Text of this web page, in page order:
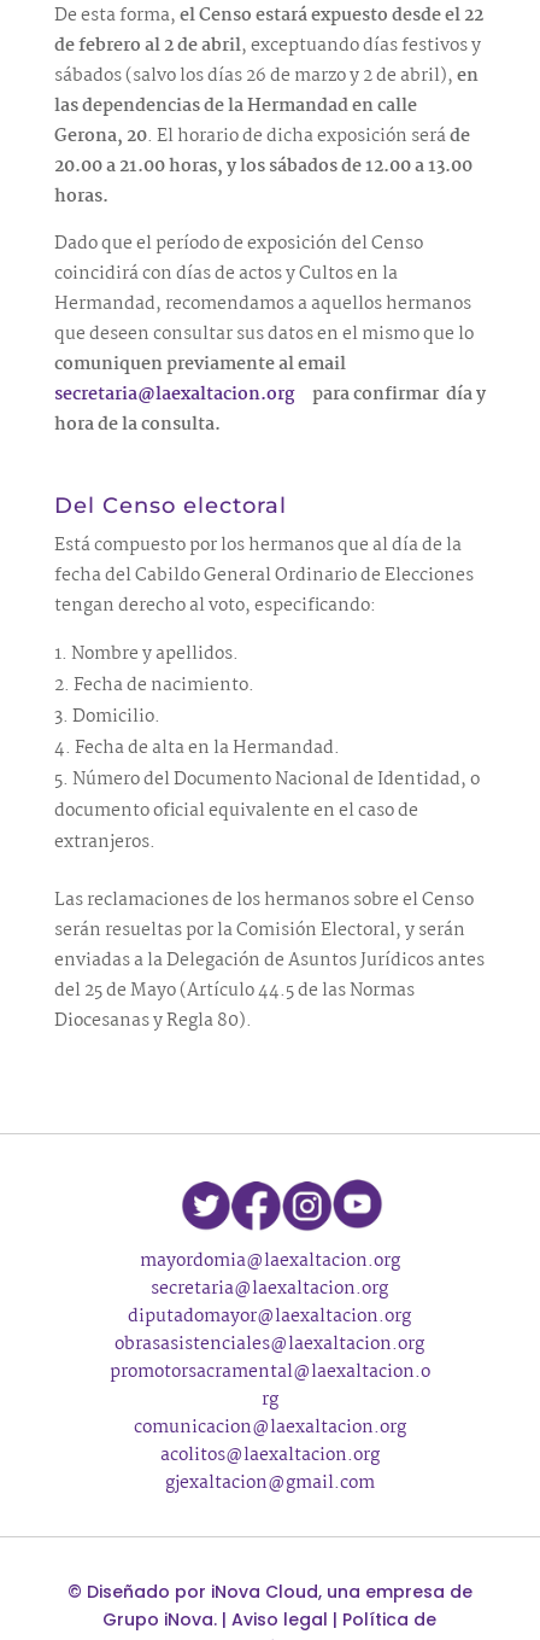
De esta forma,el Censo estará expuesto desde el 22
de febrero al 2 de abril, exceptuando días festivos y
sábados (salvo los días 26 de marzo y 2 de abril),en
las dependencias de la Hermandad en calle
Gerona, 20. El horario de dicha exposición seráde
20.00 a 21.00 horas, y los sábados de 12.00 a 13.00
horas.
Dado que el período de exposición del Censo
coincidirá con días de actos y Cultos en la
Hermandad, recomendamos a aquellos hermanos
que deseen consultar sus datos en el mismo que lo
comuniquen previamente al email
secretaria@laexaltacion.orgpara confirmar día y
hora de la consulta.
Del Censo electoral
Está compuesto por los hermanos que al día de la
fecha del Cabildo General Ordinario de Elecciones
tengan derecho al voto, especificando:
Nombre y apellidos.
Fecha de nacimiento.
Domicilio.
Fecha de alta en la Hermandad.
Número del Documento Nacional de Identidad, o
documento oficial equivalente en el caso de
extranjeros.
Las reclamaciones de los hermanos sobre el Censo
serán resueltas por la Comisión Electoral, y serán
enviadas a la Delegación de Asuntos Jurídicos antes
del 25 de Mayo (Artículo 44.5 de las Normas
Diocesanas y Regla 80).
mayordomia@laexaltacion.org
secretaria@laexaltacion.org
diputadomayor@laexaltacion.org
obrasasistenciales@laexaltacion.org
promotorsacramental@laexaltacion.o
rg
comunicacion@laexaltacion.org
acolitos@laexaltacion.org
gjexaltacion@gmail.com
© Diseñado por iNova Cloud, una empresa de
Grupo iNova. |Aviso legal | Política de